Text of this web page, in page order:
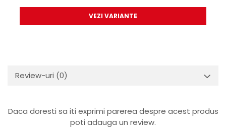
VEZI VARIANTE
Review-uri (0)
Daca doresti sa iti exprimi parerea despre acest produs
poti adauga un review.